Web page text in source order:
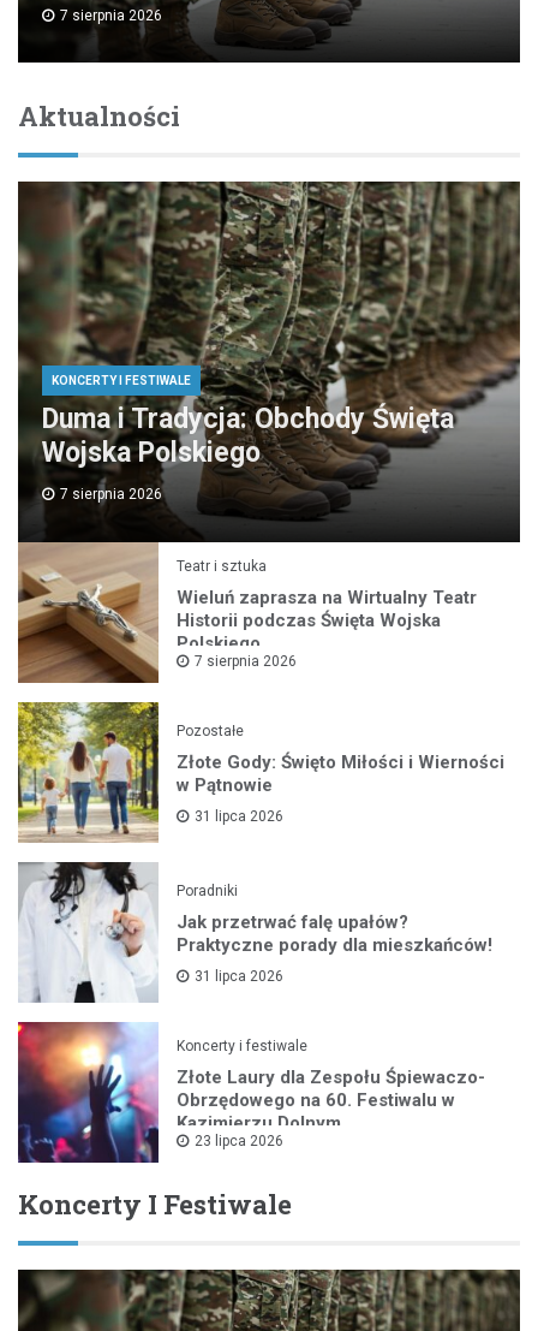
7 sierpnia 2026
Aktualności
KONCERTY I FESTIWALE
Duma i Tradycja: Obchody Święta
Wojska Polskiego
7 sierpnia 2026
Teatr i sztuka
Wieluń zaprasza na Wirtualny Teatr
Historii podczas Święta Wojska
Polskiego
7 sierpnia 2026
Pozostałe
Złote Gody: Święto Miłości i Wierności
w Pątnowie
31 lipca 2026
Poradniki
Jak przetrwać falę upałów?
Praktyczne porady dla mieszkańców!
31 lipca 2026
Koncerty i festiwale
Złote Laury dla Zespołu Śpiewaczo-
Obrzędowego na 60. Festiwalu w
Kazimierzu Dolnym
23 lipca 2026
Koncerty I Festiwale